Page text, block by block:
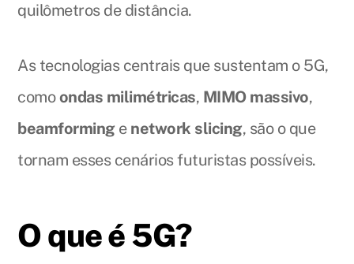
quilômetros de distância.
As tecnologias centrais que sustentam o 5G,
comoondas milimétricas, MIMO massivo,
beamforming e network slicing, são o que
tornam esses cenários futuristas possíveis.
O que é 5G?